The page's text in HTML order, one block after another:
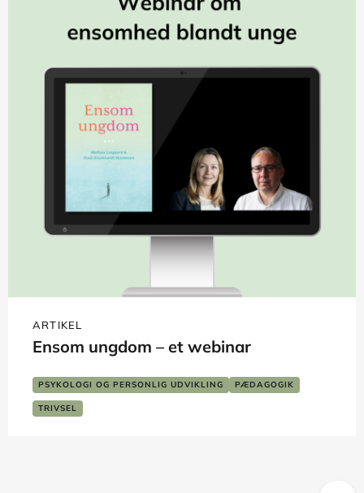
ARTIKEL
Ensom ungdom – et webinar
PSYKOLOGI OG PERSONLIG UDVIKLING
PÆDAGOGIK
SKOLE OG LÆRING
TRIVSEL